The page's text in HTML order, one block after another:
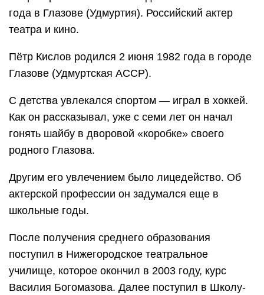
года в Глазове (Удмуртия). Российский актер
театра и кино.
Пётр Кислов родился 2 июня 1982 года в городе
Глазове (Удмуртская АССР).
С детства увлекался спортом — играл в хоккей.
Как он рассказывал, уже с семи лет он начал
гонять шайбу в дворовой «коробке» своего
родного Глазова.
Другим его увлечением было лицедейство. Об
актерской профессии он задумался еще в
школьные годы.
После получения среднего образования
поступил в Нижегородское театральное
училище, которое окончил в 2003 году, курс
Василия Богомазова. Далее поступил в Школу-